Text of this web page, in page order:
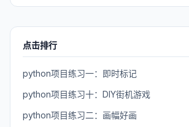
点击排行
python项目练习一：即时标记
python项目练习十：DIY街机游戏
python项目练习二：画幅好画